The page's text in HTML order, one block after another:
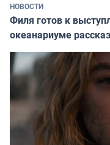
НОВОСТИ
Филя готов к
океанариуме